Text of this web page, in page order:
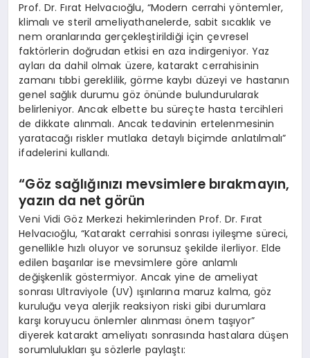
Prof. Dr. Fırat Helvacıoğlu, “Modern cerrahi yöntemler,
klimalı ve steril ameliyathanelerde, sabit sıcaklık ve
nem oranlarında gerçekleştirildiği için çevresel
faktörlerin doğrudan etkisi en aza indirgeniyor. Yaz
ayları da dahil olmak üzere, katarakt cerrahisinin
zamanı tıbbi gereklilik, görme kaybı düzeyi ve hastanın
genel sağlık durumu göz önünde bulundurularak
belirleniyor. Ancak elbette bu süreçte hasta tercihleri
de dikkate alınmalı. Ancak tedavinin ertelenmesinin
yaratacağı riskler mutlaka detaylı biçimde anlatılmalı”
ifadelerini kullandı.
“Göz sağlığınızı mevsimlere bırakmayın,
yazın da net görün
Veni Vidi Göz Merkezi hekimlerinden Prof. Dr. Fırat
Helvacıoğlu, “Katarakt cerrahisi sonrası iyileşme süreci,
genellikle hızlı oluyor ve sorunsuz şekilde ilerliyor. Elde
edilen başarılar ise mevsimlere göre anlamlı
değişkenlik göstermiyor. Ancak yine de ameliyat
sonrası Ultraviyole (UV) ışınlarına maruz kalma, göz
kuruluğu veya alerjik reaksiyon riski gibi durumlara
karşı koruyucu önlemler alınması önem taşıyor”
diyerek katarakt ameliyatı sonrasında hastalara düşen
sorumlulukları şu sözlerle paylaştı: